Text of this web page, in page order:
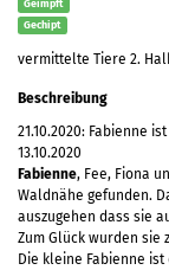
Geimpft
Gechipt
vermittelte Tiere 2.
Beschreibung
21.10.2020: Fabienne
13.10.2020
Fabienne, Fee, Fiona
Waldnähe gefunden.
auszugehen dass sie
Zum Glück wurden sie
Die kleine Fabienne